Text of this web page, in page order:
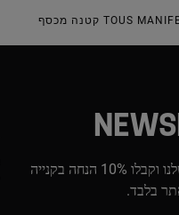
הירשמו לניוזלטר שלנו וקבלו 10% הנחה בקנייה
בלבד.